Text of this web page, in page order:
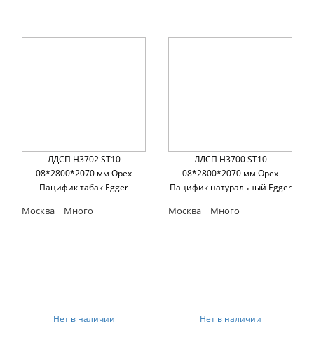
ЛДСП H3702 ST10
08*2800*2070 мм Орех
Пацифик табак Egger
Москва Много
Нет в наличии
ЛДСП H3700 ST10
08*2800*2070 мм Орех
Пацифик натуральный Egger
Москва Много
Нет в наличии